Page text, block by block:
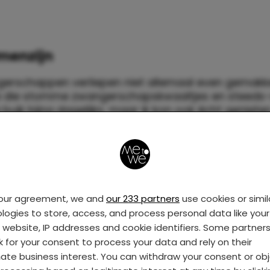
agreement, we and our 233 partners use cookies or
to store, access, and process personal data like
IP addresses and cookie identifiers. Some
for your consent to process your data and rely on their
business interest. You can withdraw your consent or
verliepen niet allemaal even
die stomme zwangerschapskwaaltjes en
bijna dagelijks, maar ik kon ook écht
mijn buik (oké na 32 weken ook niet echt meer,
en geboks), het 24/7 samenzijn met een
magie van nieuw leven dat in mij aan het
naar hoe dat kleine mensje zou zijn.
pronken met die buik hoor en vond het totaal
een wildvreemde aan mij vroeg of ik al wist
of hoe ver ik was.